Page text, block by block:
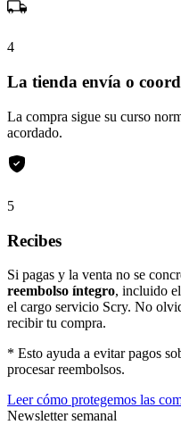
4
La tienda envía o
La compra sigue su curso
acordado.
5
Recibes
Si pagas y la venta no se
reembolso íntegro, incluido
el cargo servicio Scry. No
recibir tu compra.
* Esto ayuda a evitar pagos
procesar reembolsos.
Leer cómo protegemos las
Newsletter semanal